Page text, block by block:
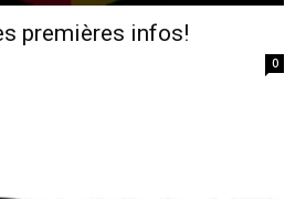
premières infos!
0